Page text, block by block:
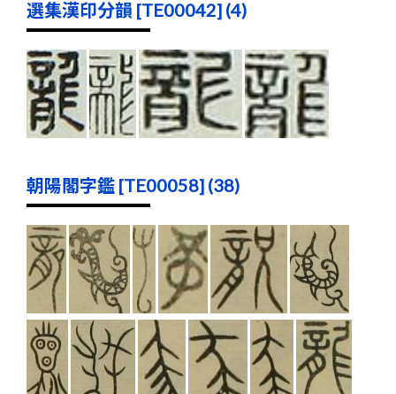
選集漢印分韻 [TE00042] (4)
朝陽閣字鑑 [TE00058] (38)